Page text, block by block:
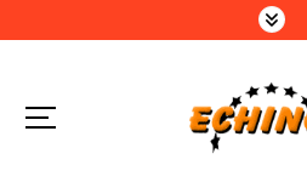
a